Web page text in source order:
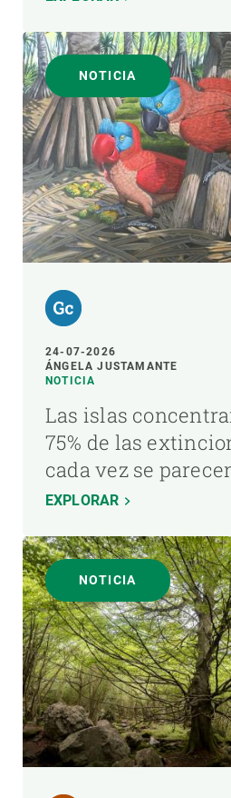
NOTICIA
24-07-2026
ÁNGELA JUSTAMANTE
NOTICIA
Las islas
75% de las
cada vez se
EXPLORAR
NOTICIA